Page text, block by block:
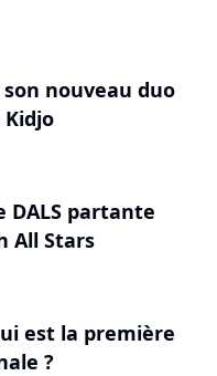
nouveau duo
Kidjo
DALS partante
All Stars
est la première
?